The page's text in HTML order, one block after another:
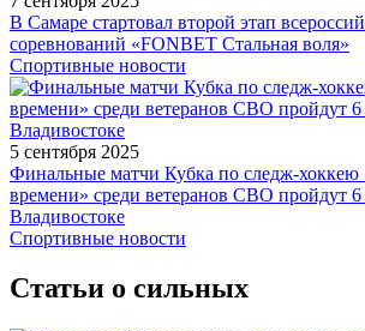
В Самаре стартовал второй этап
соревнований «FONBET Стальная воля»
Спортивные новости
5 сентября 2025
Финальные матчи Кубка по следж-хоккею
времени» среди ветеранов СВО пройдут 6
Владивостоке
Спортивные новости
Статьи о сильных